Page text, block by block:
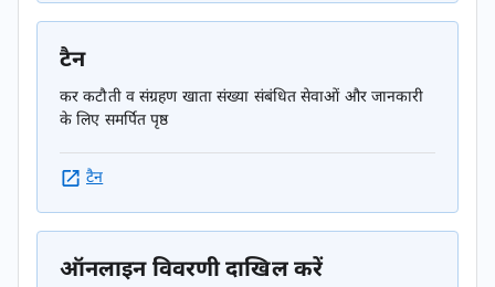
टैन
कर कटौती व संग्रहण खाता संख्या संबंधित सेवाओं और जानकारी
के लिए समर्पित पृष्ठ
टैन
ऑनलाइन विवरणी दाखिल करें